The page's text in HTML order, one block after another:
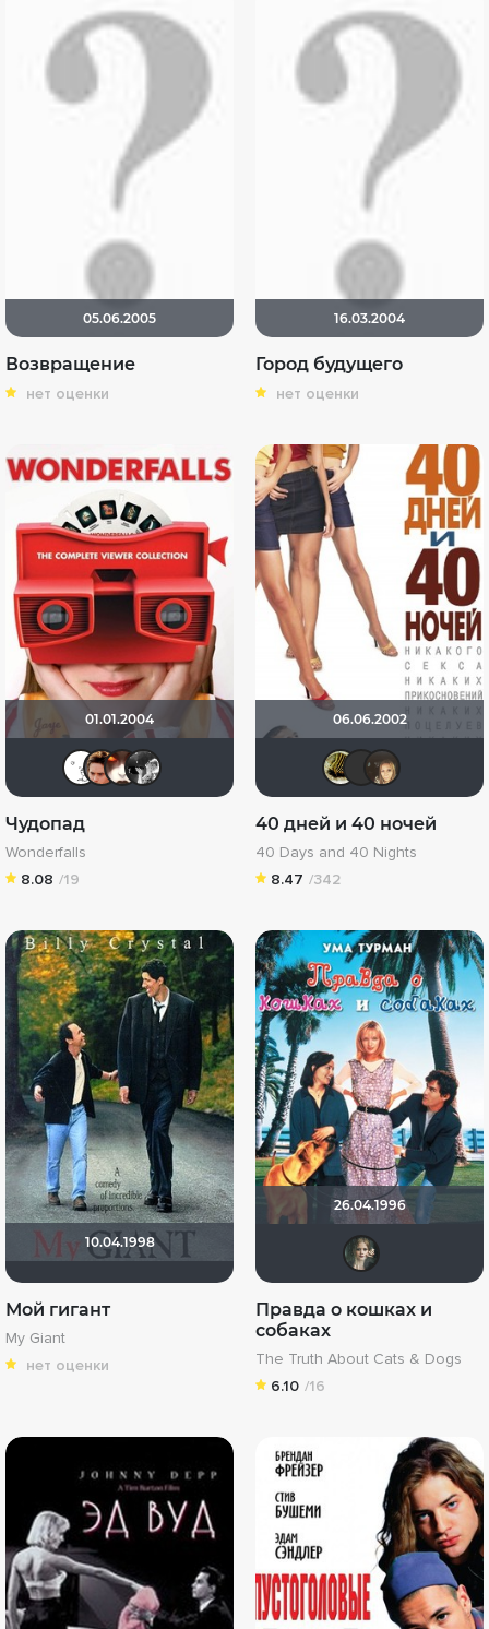
05.06.2005
Возвращение
нет оценки
16.03.2004
Город будущего
нет оценки
01.01.2004
Чудопад
Wonderfalls
8.08 /19
06.06.2002
40 дней и 40 ночей
40 Days and 40 Nights
8.47 /342
10.04.1998
Мой гигант
My Giant
нет оценки
26.04.1996
Правда о кошках и
собаках
The Truth About Cats & Dogs
6.10 /16